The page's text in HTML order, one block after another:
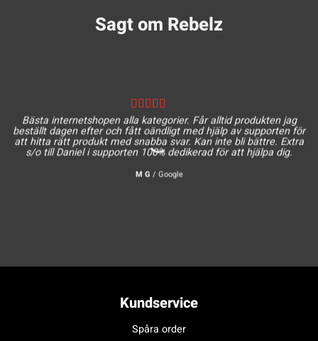
Sagt om Rebelz
Bästa internetshopen alla kategorier. Får alltid produkten jag
beställt dagen efter och fått oändligt med hjälp av supporten för
att hitta rätt produkt med snabba svar. Kan inte bli bättre. Extra
s/o till Daniel i supporten 100% dedikerad för att hjälpa dig.
M G / Google
Kundservice
Spåra order